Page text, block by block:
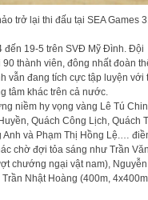
trở lại thi đấu tại SEA Games
đến 19-5 trên SVĐ Mỹ Đình. Đội
thành viên, đông nhất đoàn
vẫn đang tích cực tập luyện với
tâm khác trên cả nước.
niềm hy vọng vàng Lê Tú
Quách Công Lịch, Quách
Anh và Phạm Thị Hồng Lệ.…
chờ đợi tỏa sáng như Trần Văn
chướng ngại vật nam), Nguyễn
Nhật Hoàng (400m,